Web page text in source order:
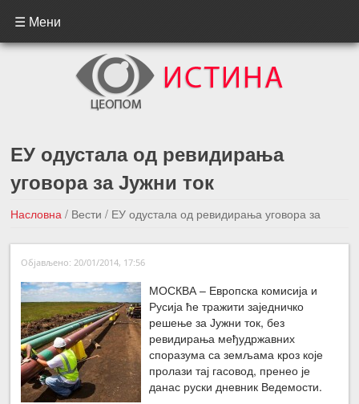
☰ Мени
ЕУ одустала од ревидирања
уговора за Јужни ток
Насловна / Вести/ ЕУ одустала од ревидирања уговора за
Јужни ток
←Претходна вест
Објављено: 20/01/2014, 17:56
МОСКВА – Европска комисија и
Русија ће тражити заједничко
решење за Јужни ток, без
ревидирања међудржавних
споразума са земљама кроз које
пролази тај гасовод, пренео је
данас руски дневник Ведемости.